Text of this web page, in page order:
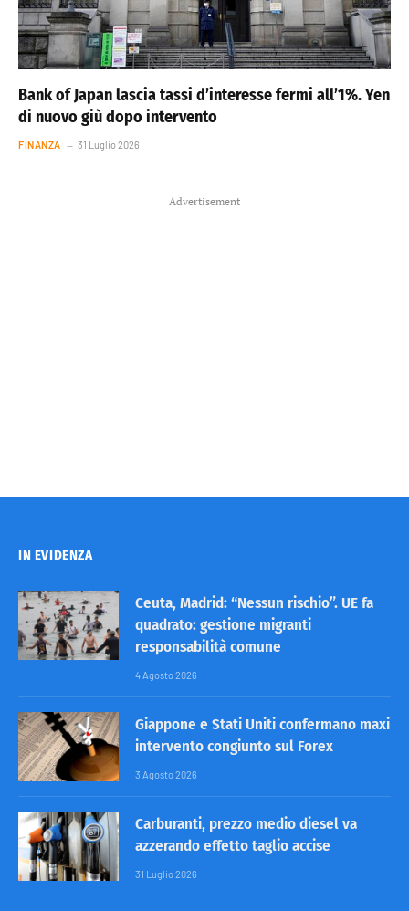
Bank of Japan lascia tassi d’interesse fermi all’1%. Yen
di nuovo giù dopo intervento
FINANZA 31 Luglio 2026
Advertisement
IN EVIDENZA
Ceuta, Madrid: “Nessun rischio”. UE fa
quadrato: gestione migranti
responsabilità comune
4 Agosto 2026
Giappone e Stati Uniti confermano maxi
intervento congiunto sul Forex
3 Agosto 2026
Carburanti, prezzo medio diesel va
azzerando effetto taglio accise
31 Luglio 2026